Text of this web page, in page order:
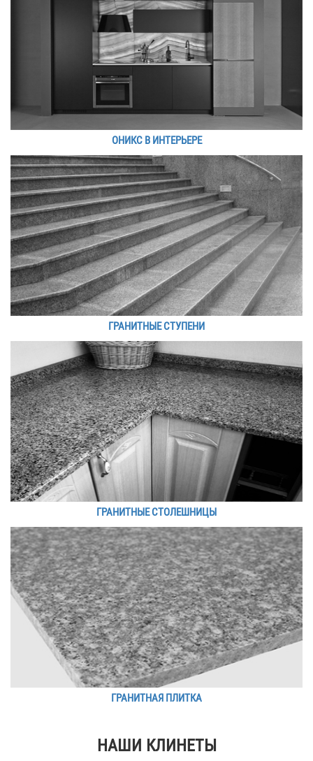
ОНИКС В ИНТЕРЬЕРЕ
ГРАНИТНЫЕ СТУПЕНИ
ГРАНИТНЫЕ СТОЛЕШНИЦЫ
ГРАНИТНАЯ ПЛИТКА
НАШИ КЛИНЕТЫ